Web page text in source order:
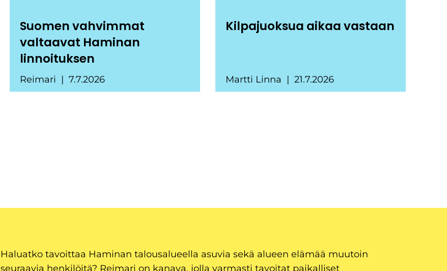
Suomen vahvimmat
valtaavat Haminan
linnoituksen
Reimari 7.7.2026
Kilpajuoksua aikaa vastaan
Martti Linna 21.7.2026
Haluatko tavoittaa Haminan talousalueella asuvia sekä alueen elämää muutoin
seuraavia henkilöitä? Reimari on kanava, jolla varmasti tavoitat paikalliset